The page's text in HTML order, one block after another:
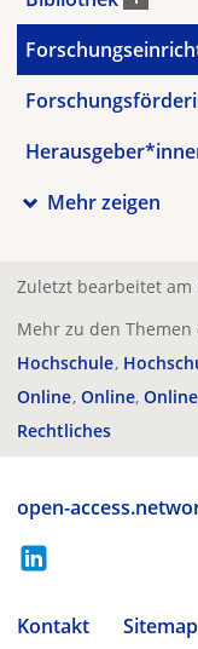
Mehr zeigen
Zuletzt bearbeitet am
Mehr zu den Themen
Hochschule
Online Online
Rechtliches
open-
Kontakt Sitemap